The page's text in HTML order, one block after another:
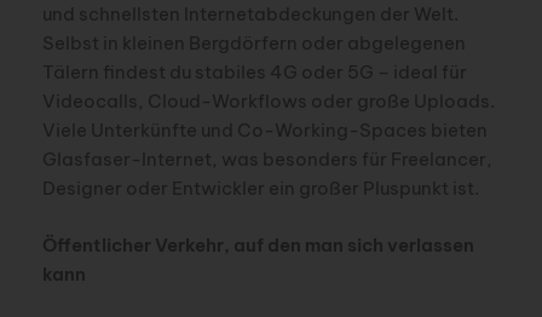
und schnellsten Internetabdeckungen der Welt.
Selbst in kleinen Bergdörfern oder abgelegenen
Tälern findest du stabiles 4G oder 5G – ideal für
Videocalls, Cloud-Workflows oder große Uploads.
Viele Unterkünfte und Co-Working-Spaces bieten
Glasfaser-Internet, was besonders für Freelancer,
Designer oder Entwickler ein großer Pluspunkt ist.
Öffentlicher Verkehr, auf den man sich verlassen
kann